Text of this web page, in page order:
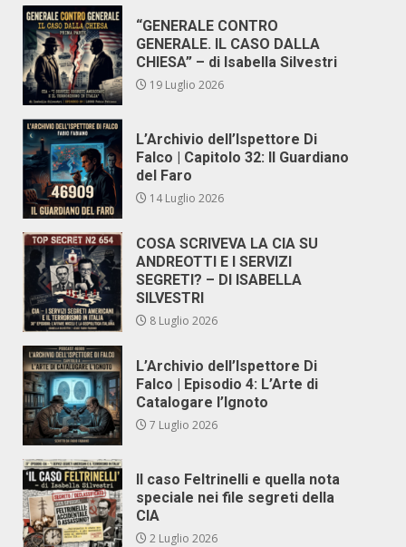
“GENERALE CONTRO
GENERALE. IL CASO DALLA
CHIESA” – di Isabella Silvestri
19 Luglio 2026
L’Archivio dell’Ispettore Di
Falco | Capitolo 32: Il Guardiano
del Faro
14 Luglio 2026
COSA SCRIVEVA LA CIA SU
ANDREOTTI E I SERVIZI
SEGRETI? – DI ISABELLA
SILVESTRI
8 Luglio 2026
L’Archivio dell’Ispettore Di
Falco | Episodio 4: L’Arte di
Catalogare l’Ignoto
7 Luglio 2026
Il caso Feltrinelli e quella nota
speciale nei file segreti della
CIA
2 Luglio 2026